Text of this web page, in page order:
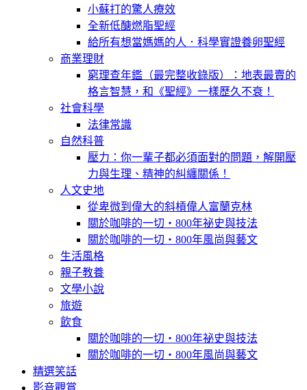
小蘇打的驚人療效
全新低醣燃脂聖經
給所有想當媽媽的人．科學實證養卵聖經
商業理財
窮理查年鑑（最完整收錄版）：地表最賣的
格言智慧，和《聖經》一樣歷久不衰！
社會科學
法律常識
自然科普
壓力：你一輩子都必須面對的問題，解開壓
力與生理、精神的糾纏關係！
人文史地
從卑微到偉大的斜槓偉人富蘭克林
關於咖啡的一切‧800年祕史與技法
關於咖啡的一切‧800年風尚與藝文
生活風格
親子教養
文學小說
旅遊
飲食
關於咖啡的一切‧800年祕史與技法
關於咖啡的一切‧800年風尚與藝文
精選笑話
影音觀賞